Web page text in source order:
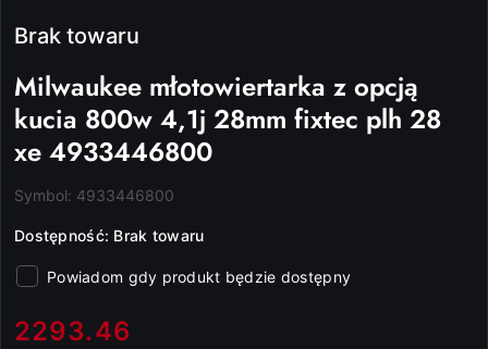
Brak towaru
Milwaukee młotowiertarka z opcją
kucia 800w 4,1j 28mm fixtec plh 28
xe 4933446800
Symbol: 4933446800
Dostępność: Brak towaru
Powiadom gdy produkt będzie dostępny
cena:
2293.46